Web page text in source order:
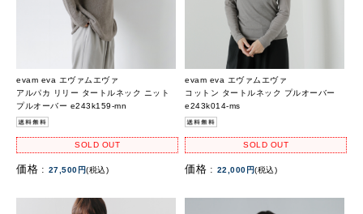
evam eva エヴァムエヴァ
アルパカ リリー タートルネック ニット
プルオーバー e243k159-mn
SOLD OUT
価格 : 27,500円(税込)
evam eva エヴァムエヴァ
コットン タートルネック プルオーバー
e243k014-ms
SOLD OUT
価格 : 22,000円(税込)